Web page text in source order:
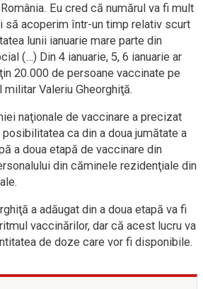
Eu cred că numărul va fi mult
să acoperim într-un timp relativ scurt
lunii ianuarie mare parte din
(…) Din 4 ianuarie, 5, 6 ianuarie ar
20.000 de persoane vaccinate pe
Valeriu Gheorghiţă.
naţionale de vaccinare a precizat
ca din a doua jumătate a
a doua etapă de vaccinare din
din căminele rezidenţiale din
a adăugat din a doua etapă va fi
vaccinărilor, dar că acest lucru va
de doze care vor fi disponibile.